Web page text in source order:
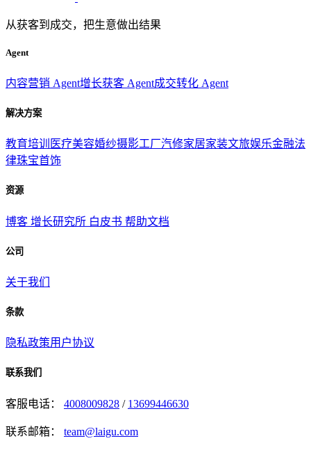
从获客到成交，把生意做出结果
Agent
内容营销 Agent增长获客 Agent成交转化 Agent
解决方案
教育培训 医疗美容婚纱摄影工厂汽修家居家装文旅娱乐金融法
律珠宝首饰
资源
博客 增长研究所 白皮书 帮助文档
公司
关于我们
条款
隐私政策用户协议
联系我们
客服电话： 4008009828 / 13699446630
联系邮箱： team@laigu.com